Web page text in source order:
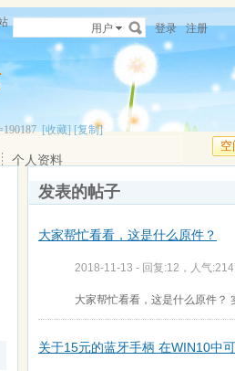
用户 登录 注册
[收藏] [复制]
空
个人资料
发表的帖子
大家帮忙看看，这是什么原件？
2018-11-13 - 回复:12，人气
大家帮忙看看，这是什么原件？
关于15元的蓝牙手柄 在WIN10中